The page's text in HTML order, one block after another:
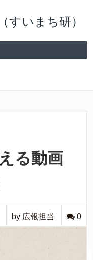
すいまち研）
る動画
by 広報担当 0